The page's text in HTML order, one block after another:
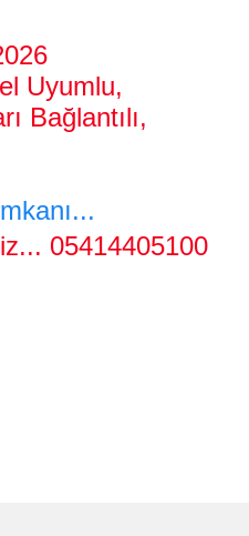
Uyumlu,
Bağlantılı,
05414405100